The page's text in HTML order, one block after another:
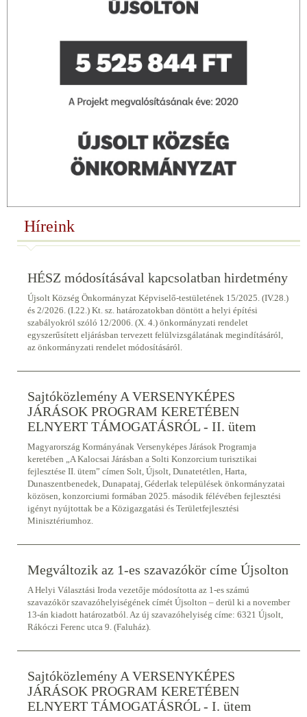
Híreink
HÉSZ módosításával kapcsolatban hirdetmény
Újsolt Község Önkormányzat Képviselő-testületének 15/2025. (IV.28.)
és 2/2026. (I.22.) Kt. sz. határozatokban döntött a helyi építési
szabályokról szóló 12/2006. (X. 4.) önkormányzati rendelet
egyszerűsített eljárásban tervezett felülvizsgálatának megindításáról,
az önkormányzati rendelet módosításáról.
Sajtóközlemény A VERSENYKÉPES
JÁRÁSOK PROGRAM KERETÉBEN
ELNYERT TÁMOGATÁSRÓL - II. ütem
Magyarország Kormányának Versenyképes Járások Programja
keretében „A Kalocsai Járásban a Solti Konzorcium turisztikai
fejlesztése II. ütem” címen Solt, Újsolt, Dunatetétlen, Harta,
Dunaszentbenedek, Dunapataj, Géderlak települések önkormányzatai
közösen, konzorciumi formában 2025. második félévében fejlesztési
igényt nyújtottak be a Közigazgatási és Területfejlesztési
Minisztériumhoz.
Megváltozik az 1-es szavazókör címe Újsolton
A Helyi Választási Iroda vezetője módosította az 1-es számú
szavazókör szavazóhelyiségének címét Újsolton – derül ki a november
13-án kiadott határozatból. Az új szavazóhelyiség címe: 6321 Újsolt,
Rákóczi Ferenc utca 9. (Faluház).
Sajtóközlemény A VERSENYKÉPES
JÁRÁSOK PROGRAM KERETÉBEN
ELNYERT TÁMOGATÁSRÓL - I. ütem